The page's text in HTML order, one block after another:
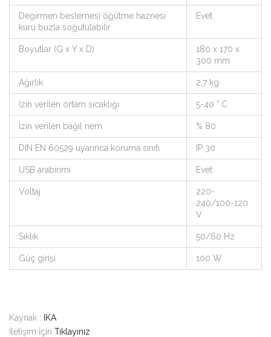
Değirmen beslemesi öğütme haznesi
kuru buzla soğutulabilir
Evet
Boyutlar (G x Y x D)
180 x 170 x
300 mm
Ağırlık 2,7 kg
İzin verilen ortam sıcaklığı 5-40 ° C
İzin verilen bağıl nem % 80
DIN EN 60529 uyarınca koruma sınıfı IP 30
USB arabirimi Evet
Voltaj
220-
240/100-120
V
Sıklık 50/60 Hz
Güç girişi 100 W
Kaynak : IKA
İletişim İçin Tıklayınız